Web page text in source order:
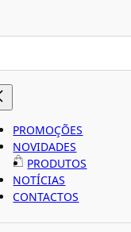
PROMOÇÕES
NOVIDADES
PRODUTOS
NOTÍCIAS
CONTACTOS